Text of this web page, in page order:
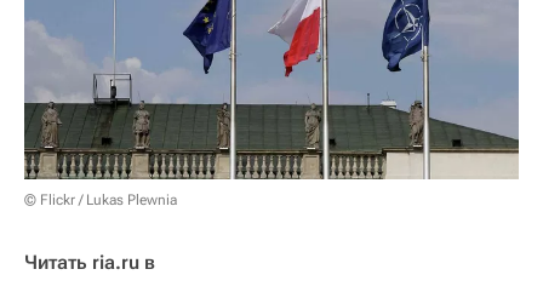
© Flickr / Lukas Plewnia
Читать ria.ru в